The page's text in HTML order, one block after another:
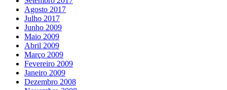
Agosto 2017
Julho 2017
Junho 2009
Maio 2009
Abril 2009
Março 2009
Fevereiro 2009
Janeiro 2009
Dezembro 2008